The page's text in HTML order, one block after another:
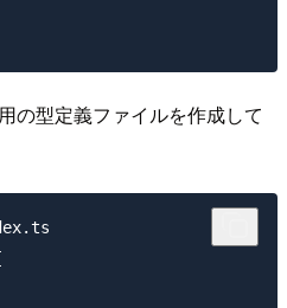
の型定義ファイルを作成して